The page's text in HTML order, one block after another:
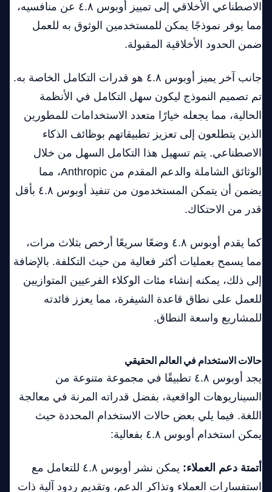
الاصطناعي الأخلاقي إلى تمييز أوبوس ٤.٨ عن منافسيه،
مما يوفر نموذجًا يمكن للمستخدمين الوثوق به للعمل
ضمن الحدود الأخلاقية المقبولة.
جانب آخر يميز أوبوس ٤.٨ هو قدرات التكامل الخاصة به.
تم تصميم النموذج ليكون سهل التكامل في الأنظمة
الحالية، مما يجعله خيارًا متعدد الاستخدامات للمطورين
الذين يتطلعون إلى تعزيز تطبيقاتهم بوظائف الذكاء
الاصطناعي. يتم تسهيل هذا التكامل السهل من خلال
الوثائق الشاملة والدعم المقدم من Anthropic، مما
يضمن أن يتمكن المستخدمون من تنفيذ أوبوس ٤.٨ بأقل
قدر من الاحتكاك.
كما يقدم أوبوس ٤.٨ وضعًا سريعًا أرخص بثلاث مرات،
مما يسمح بعمليات أكثر فعالية من حيث التكلفة. بالإضافة
إلى ذلك، يمكنه إنشاء مئات الوكلاء الفرعيين المتوازيين
للعمل على نطاق قاعدة الشيفرة، مما يعزز فائدته
للمشاريع واسعة النطاق.
حالات الاستخدام في العالم الحقيقي
يجد أوبوس ٤.٨ تطبيقًا في مجموعة متنوعة من
السيناريوهات الواقعية، بفضل قدراته المرنة في معالجة
اللغة. فيما يلي بعض حالات الاستخدام المحددة حيث
يمكن استخدام أوبوس ٤.٨ بفعالية:
أتمتة دعم العملاء:
يمكن نشر أوبوس ٤.٨ للتعامل مع
استفسارات العملاء وتذاكر الدعم، وتقديم ردود آلية ذات